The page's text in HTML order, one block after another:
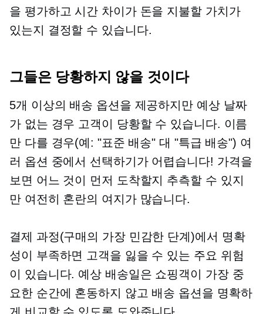
을 평가하고 시간 차이가 돈을 지불할 가치가
있는지 결정할 수 있습니다.
그들은 당황하지 않을 것이다
5개 이상의 배송 옵션을 제공하지만 예상 날짜
가 없는 경우 고객이 당황할 수 있습니다. 이름
만 다를 경우(예: "표준 배송" 대 "특급 배송") 여
러 옵션 중에서 선택하기가 어렵습니다! 가격을
보면 어느 것이 먼저 도착할지 추측할 수 있지
만 여전히 혼란의 여지가 많습니다.
결제 과정(구매의 가장 민감한 단계)에서 명확
성이 부족하면 고객을 잃을 수 있는 주요 위험
이 있습니다. 예상 배송일은 쇼핑객이 가장 중
요한 순간에 혼동하지 않고 배송 옵션을 명확하